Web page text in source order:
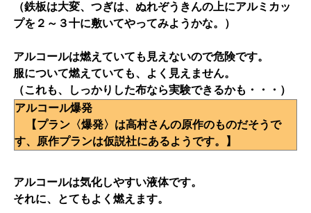
（鉄板は大変、つぎは、ぬれぞうきんの上にアルミカッ
プを２～３十に敷いてやってみようかな。）
アルコールは燃えていても見えないので危険です。
服について燃えていても、よく見えません。
（これも、しっかりした布なら実験できるかも・・・）
アルコール爆発
【プラン〈爆発〉は高村さんの原作のものだそうで
す、原作プランは仮説社にあるようです。】
アルコールは気化しやすい液体です。
それに、とてもよく燃えます。